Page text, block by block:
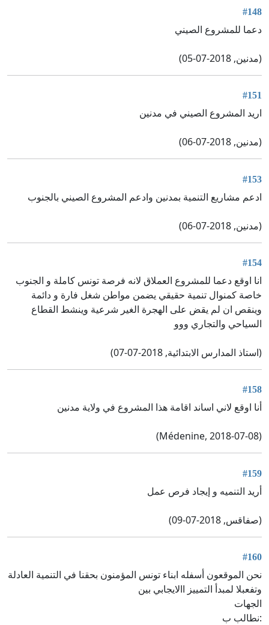
#148
دعما للمشروع الصيني
(مدنين, 2018-07-05)
#151
اريد المشروع الصيني في مدنين
(مدنين, 2018-07-06)
#153
ادعم مشاريع التنمية بمدنين وادعم المشروع الصيني بالجنوب
(مدنين, 2018-07-06)
#154
انا اوقع دعما للمشروع العملاق لانه فرصة تونس كاملة و الجنوب
خاصة كمنوال تنمية حقيقي يضمن مواطن شغل فارة و دائمة
وينقص ان لم يقض على الهجرة الغير شرعية وينشط القطاع
السياحي والتجاري ووو
(استاذ المدارس الابتدائية, 2018-07-07)
#158
أنا اوقع لاني اساند اقامة هذا المشروع في ولاية مدنين
(Médenine, 2018-07-08)
#159
أريد التنميه و إيجاد فرص عمل
(صفاقس, 2018-07-09)
#160
نحن الموقعون أسفله ابناء تونس المؤمنون بحقنا في التنمية العادلة
وتفعبلا لمبدأ التمييز االايجابي بين
الجهات
:نطالب ب